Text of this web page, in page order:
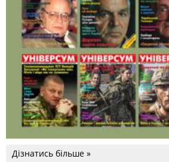
Дізнатись більше »